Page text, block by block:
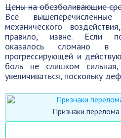
Цены на обезболивающие
Все
механического
правило, извне. Если
оказалось сломано в
прогрессирующей и
боль не слишком
увеличиваться, поскольку
Признаки